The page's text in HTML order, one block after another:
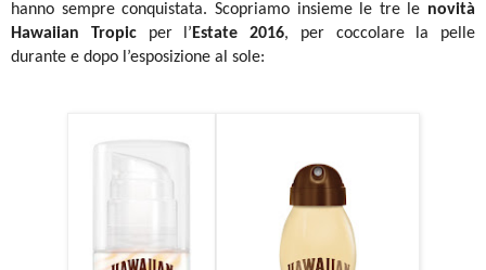
hanno sempre conquistata. Scopriamo insieme le tre le novità
Hawaiian Tropicper l’ Estate 2016, per coccolare la pelle
durante e dopo l’esposizione al sole: